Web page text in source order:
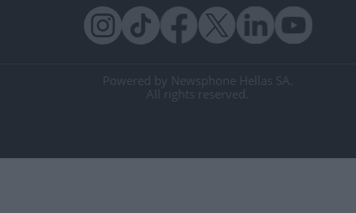
Powered by Newsphone Hellas SA.
All rights reserved.